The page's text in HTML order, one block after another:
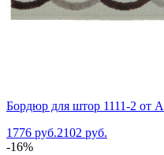
Бордюр для штор 1111-2 от
1776 руб.2102 руб.
-16%